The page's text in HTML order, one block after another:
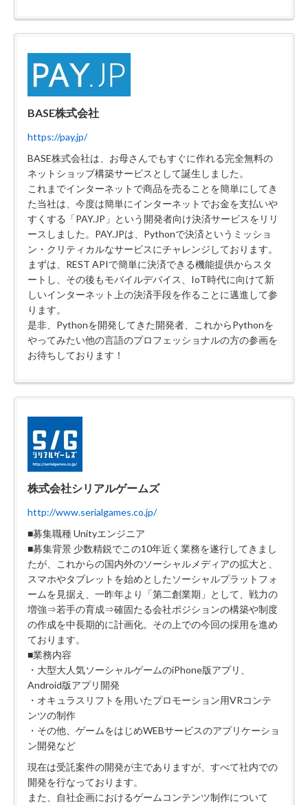
BASE株式会社
https://pay.jp/
BASE株式会社は、お母さんでもすぐに作れる完全無料の
ネットショップ構築サービスとして誕生しました。
これまでインターネットで商品を売ることを簡単にしてき
た当社は、今度は簡単にインターネットでお金を支払いや
すくする「PAY.JP」という開発者向け決済サービスをリリ
ースしました。PAY.JPは、Pythonで決済というミッショ
ン・クリティカルなサービスにチャレンジしております。
まずは、REST APIで簡単に決済できる機能提供からスタ
ートし、その後もモバイルデバイス、IoT時代に向けて新
しいインターネット上の決済手段を作ることに邁進して参
ります。
是非、Pythonを開発してきた開発者、これからPythonを
やってみたい他の言語のプロフェッショナルの方の参画を
お待ちしております！
株式会社シリアルゲームズ
http://www.serialgames.co.jp/
■募集職種 Unityエンジニア
■募集背景 少数精鋭でこの10年近く業務を遂行してきまし
たが、これからの国内外のソーシャルメディアの拡大と、
スマホやタブレットを始めとしたソーシャルプラットフォ
ームを見据え、一昨年より「第二創業期」として、戦力の
増強⇒若手の育成⇒確固たる会社ポジションの構築や制度
の作成を中長期的に計画化。その上での今回の採用を進め
ております。
■業務内容
・大型大人気ソーシャルゲームのiPhone版アプリ、
Android版アプリ開発
・オキュラスリフトを用いたプロモーション用VRコンテ
ンツの制作
・その他、ゲームをはじめWEBサービスのアプリケーショ
ン開発など
現在は受託案件の開発が主でありますが、すべて社内での
開発を行なっております。
また、自社企画におけるゲームコンテンツ制作について